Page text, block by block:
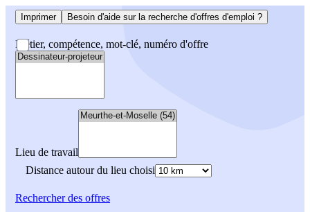
Imprimer Besoin d'aide sur la recherche d'offres d'emploi ?
Métier, compétence, mot-clé, numéro d'offre
Lieu de travail
Distance autour du lieu choisi
Rechercherdes offres